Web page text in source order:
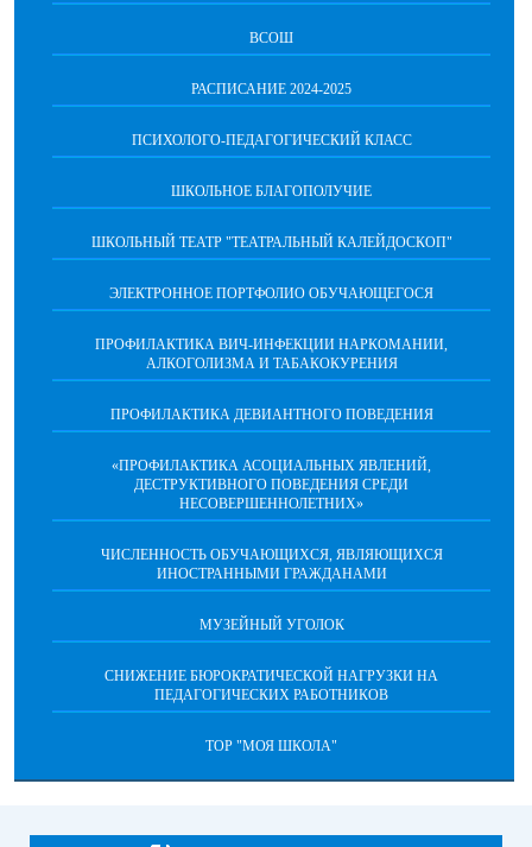
ВСОШ
РАСПИСАНИЕ 2024-2025
ПСИХОЛОГО-ПЕДАГОГИЧЕСКИЙ КЛАСС
ШКОЛЬНОЕ БЛАГОПОЛУЧИЕ
ШКОЛЬНЫЙ ТЕАТР "ТЕАТРАЛЬНЫЙ КАЛЕЙДОСКОП"
ЭЛЕКТРОННОЕ ПОРТФОЛИО ОБУЧАЮЩЕГОСЯ
ПРОФИЛАКТИКА ВИЧ-ИНФЕКЦИИ НАРКОМАНИИ,
АЛКОГОЛИЗМА И ТАБАКОКУРЕНИЯ
ПРОФИЛАКТИКА ДЕВИАНТНОГО ПОВЕДЕНИЯ
«ПРОФИЛАКТИКА АСОЦИАЛЬНЫХ ЯВЛЕНИЙ,
ДЕСТРУКТИВНОГО ПОВЕДЕНИЯ СРЕДИ
НЕСОВЕРШЕННОЛЕТНИХ»
ЧИСЛЕННОСТЬ ОБУЧАЮЩИХСЯ, ЯВЛЯЮЩИХСЯ
ИНОСТРАННЫМИ ГРАЖДАНАМИ
МУЗЕЙНЫЙ УГОЛОК
СНИЖЕНИЕ БЮРОКРАТИЧЕСКОЙ НАГРУЗКИ НА
ПЕДАГОГИЧЕСКИХ РАБОТНИКОВ
ТОР "МОЯ ШКОЛА"